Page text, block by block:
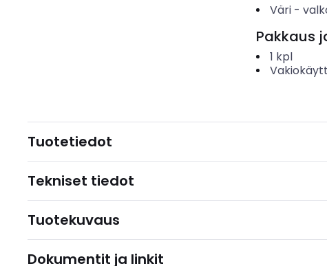
Väri-
Pakkaus
1 kpl
Tuotetiedot
Tekniset tiedot
Tuotekuvaus
Dokumentit ja linkit